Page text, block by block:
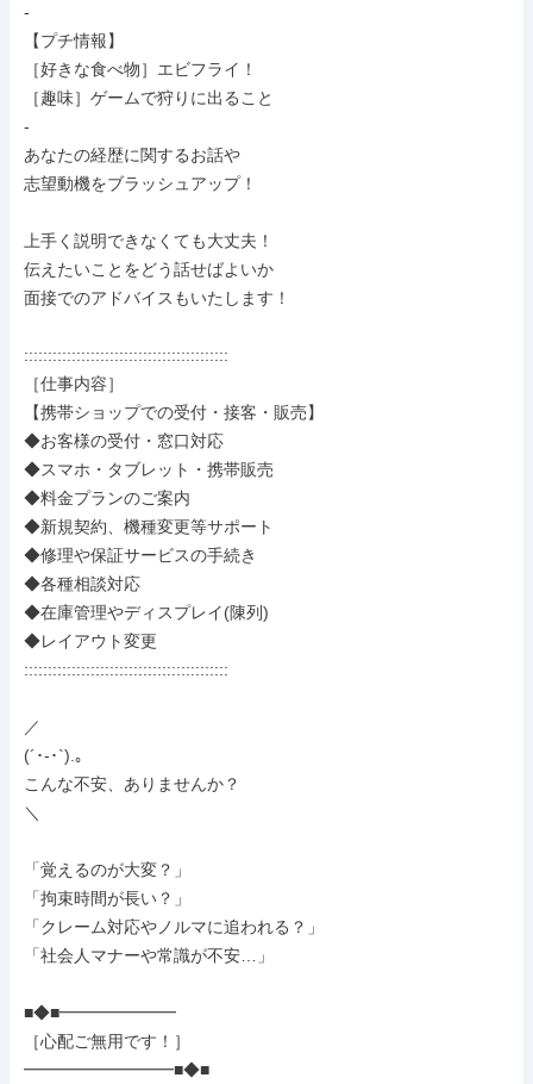
-
【プチ情報】
［好きな食べ物］エビフライ！
［趣味］ゲームで狩りに出ること
-
あなたの経歴に関するお話や
志望動機をブラッシュアップ！
上手く説明できなくても大丈夫！
伝えたいことをどう話せばよいか
面接でのアドバイスもいたします！
:::::::::::::::::::::::::::::::::::::::::::
［仕事内容］
【携帯ショップでの受付・接客・販売】
◆お客様の受付・窓口対応
◆スマホ・タブレット・携帯販売
◆料金プランのご案内
◆新規契約、機種変更等サポート
◆修理や保証サービスの手続き
◆各種相談対応
◆在庫管理やディスプレイ(陳列)
◆レイアウト変更
:::::::::::::::::::::::::::::::::::::::::::
／
(´･-･`).｡
こんな不安、ありませんか？
＼
「覚えるのが大変？」
「拘束時間が長い？」
「クレーム対応やノルマに追われる？」
「社会人マナーや常識が不安…」
■◆■━━━━━━━
［心配ご無用です！］
━━━━━━━━━■◆■